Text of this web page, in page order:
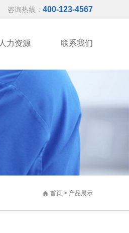
咨询热线： 400-123-4567
人力资源 联系我们
首页 > 产品展示